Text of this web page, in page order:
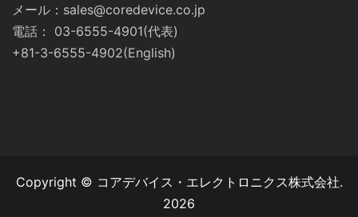
メール：sales@coredevice.co.jp
電話： 03-6555-4901(代表)
+81-3-6555-4902(English)
Copyright © コアデバイス・エレクトロニクス株式会社.
2026